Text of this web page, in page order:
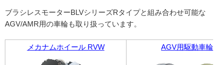
ブラシレスモーターBLVシリーズRタイプと組み合わせ可能な
AGV/AMR用の車輪も取り扱っています。
メカナムホイール RVW AGV用駆動車輪